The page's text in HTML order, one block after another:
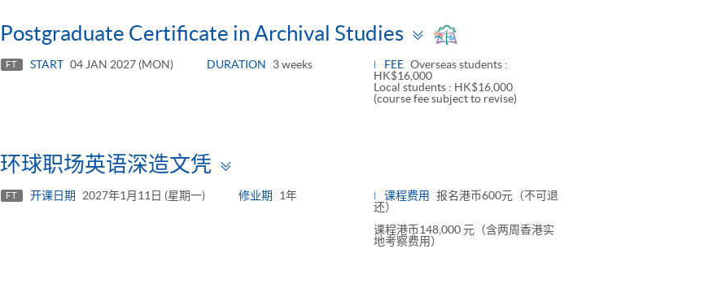
Postgraduate Certificate in Archival Studies
Toggle
panel
FT START 04 JAN 2027 (MON) DURATION 3 weeks FEE Overseas students :
HK$16,000
Local students : HK$16,000
(course fee subject to revise)
环球职场英语深造文凭
panel
FT 开课日期 2027年1月11日 (星期一) 修业期 1年 课程费用
报名港币600元（不可退
还）
课程港币148,000 元（含两周香港实
地考察费用）